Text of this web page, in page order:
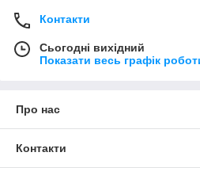
Контакти
Сьогодні вихідний
Показати весь графік
Про нас
Контакти